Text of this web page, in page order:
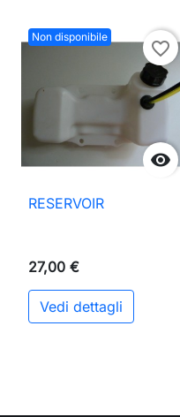
Non disponibile

favorite_border
RESERVOIR
27,00 €
Vedi dettagli